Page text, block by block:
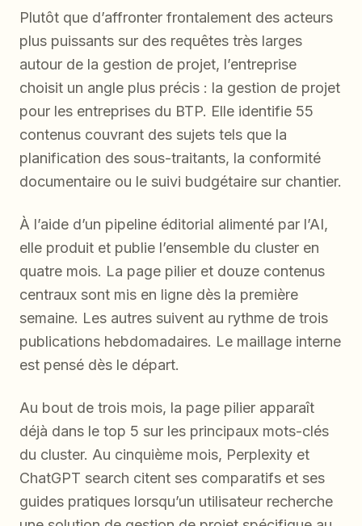
Plutôt que d’affronter frontalement des acteurs
plus puissants sur des requêtes très larges
autour de la gestion de projet, l’entreprise
choisit un angle plus précis : la gestion de projet
pour les entreprises du BTP. Elle identifie 55
contenus couvrant des sujets tels que la
planification des sous-traitants, la conformité
documentaire ou le suivi budgétaire sur chantier.
À l’aide d’un pipeline éditorial alimenté par l’AI,
elle produit et publie l’ensemble du cluster en
quatre mois. La page pilier et douze contenus
centraux sont mis en ligne dès la première
semaine. Les autres suivent au rythme de trois
publications hebdomadaires. Le maillage interne
est pensé dès le départ.
Au bout de trois mois, la page pilier apparaît
déjà dans le top 5 sur les principaux mots-clés
du cluster. Au cinquième mois, Perplexity et
ChatGPT search citent ses comparatifs et ses
guides pratiques lorsqu’un utilisateur recherche